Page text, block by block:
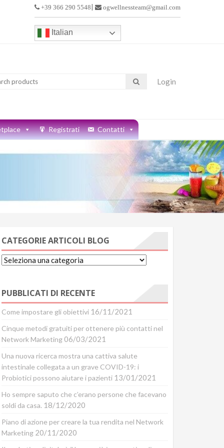
+39 366 290 5548 ogwellnessteam@gmail.com
Italian
Login
Registrati Contatti
CATEGORIE ARTICOLI BLOG
Categorie
PUBBLICATI DI RECENTE
Come impostare gli obiettivi 16/11/2021
Cinque metodi gratuiti per ottenere più contatti nel
Network Marketing 06/03/2021
Una nuova ricerca mostra una cattiva salute
intestinale collegata a un grave COVID-19: i
Probiotici possono aiutare i pazienti 13/01/2021
Ho sempre saputo che c’erano persone che facevano
soldi da casa. 18/12/2020
Piano di azione per creare la tua rendita nel Network
Marketing 20/11/2020